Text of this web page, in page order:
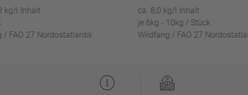
kg/l Inhalt
/ FAO 27 Nordostatlantik
ca. 8,0 kg/l Inhalt
je 6kg - 10kg / Stück
Wildfang / FAO 27